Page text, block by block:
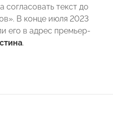
согласовать текст до
В конце июля 2023
его в адрес премьер-
.